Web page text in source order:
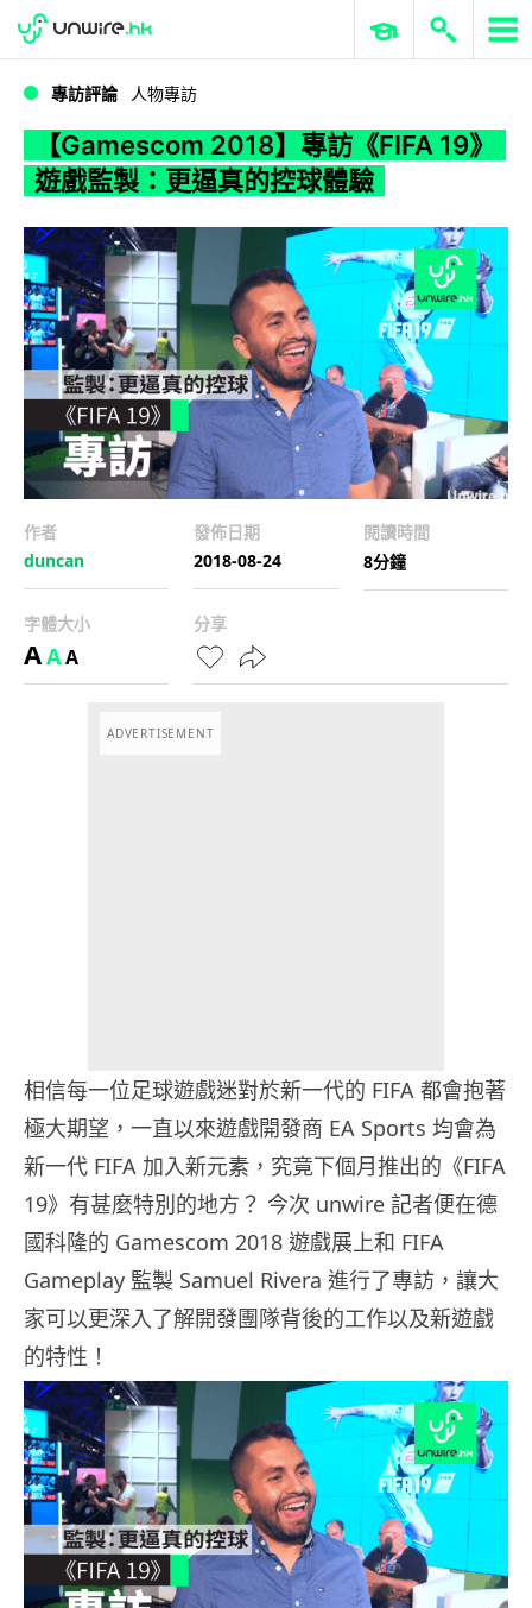
WWDC 2026 ERP 與商業 AI
專訪評論 人物專訪
【Gamescom 2018】專訪《FIFA 19》
遊戲監製：更逼真的控球體驗
作者
duncan
發佈日期
2018-08-24
閱讀時間
8分鐘
字體大小
AAA
分享
ADVERTISEMENT
相信每一位足球遊戲迷對於新一代的 FIFA 都會抱著
極大期望，一直以來遊戲開發商 EA Sports 均會為
新一代 FIFA 加入新元素，究竟下個月推出的《FIFA
19》有甚麼特別的地方？ 今次 unwire 記者便在德
國科隆的 Gamescom 2018 遊戲展上和 FIFA
Gameplay 監製 Samuel Rivera 進行了專訪，讓大
家可以更深入了解開發團隊背後的工作以及新遊戲
的特性！